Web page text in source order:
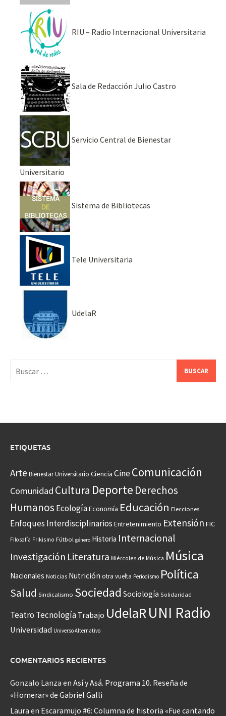
RIU – Radio Internacional Universitaria
Sala de Redacción Julio Castro
Servicio Central de Bienestar
Universitario
Sistema de Bibliotecas
Tele Universitaria
UdelaR
ETIQUETAS
Arte Bienestar Universitario Ciencia CineComunicación
Comunidad Cultura Deporte Derechos
Humanos EcologíaEconomía Educación Elecciones
Enfoques Interdisciplinarios Entretenimiento Extensión FIC
Filosofía Frikismo Fútbol género Historia Internacional
Investigación Literatura Miércoles de Música Música
Nacionales Noticias Nutrición otra vuelta Periodismo Política
Salud Sindicalismo Sociedad Sociología Solidaridad
Teatro Tecnología Trabajo UdelaRUNI Radio
Universidad Universo Alternativo
COMENTARIOS RECIENTES
Gonzalo Lanza en Así y Asá. Programa 10. Reseña de
«Homerar» de Gabriel Galli
Laura en Escaramujo #6: Columna de historia «Fue cantando